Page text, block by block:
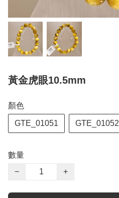
黃金虎眼10.5mm
顏色
GTE_01051 GTE_01052
數量
−
+